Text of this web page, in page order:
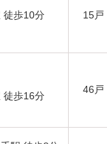
徒歩10分 15戸
徒歩16分
46戸